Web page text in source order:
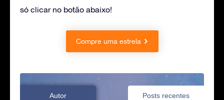
só clicar no botão abaixo!
Compre uma estrela
Autor Posts recentes